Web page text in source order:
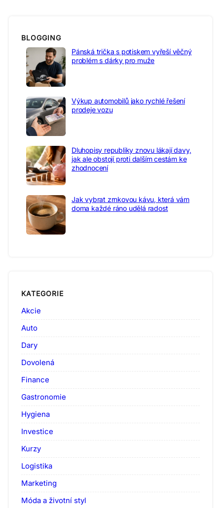
BLOGGING
Pánská trička s potiskem vyřeší věčný
problém s dárky pro muže
Výkup automobilů jako rychlé řešení
prodeje vozu
Dluhopisy republiky znovu lákají davy,
jak ale obstojí proti dalším cestám ke
zhodnocení
Jak vybrat zrnkovou kávu, která vám
doma každé ráno udělá radost
KATEGORIE
Akcie
Auto
Dary
Dovolená
Finance
Gastronomie
Hygiena
Investice
Kurzy
Logistika
Marketing
Móda a životní styl